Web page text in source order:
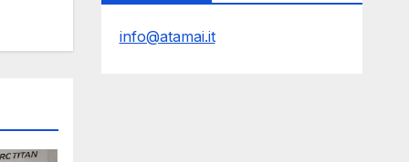
info@atamai.it